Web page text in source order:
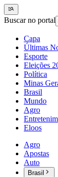
Buscar no portal
Capa
Últimas
Esporte
Eleições
Política
Minas
Brasil
Mundo
Agro
Eloos
Agro
Apostas
Auto
Brasil